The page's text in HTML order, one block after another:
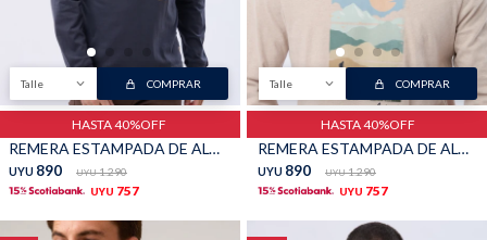
Talle COMPRAR
HASTA 40%OFF
REMERA ESTAMPADA DE ALGODÓN - Azul
UYU 890 UYU 1.290
UYU 757
Talle COMPRAR
HASTA 40%OFF
REMERA ESTAMPADA DE ALGODÓN - Beige
UYU 890 UYU 1.290
UYU 757
Camperas Chalecos